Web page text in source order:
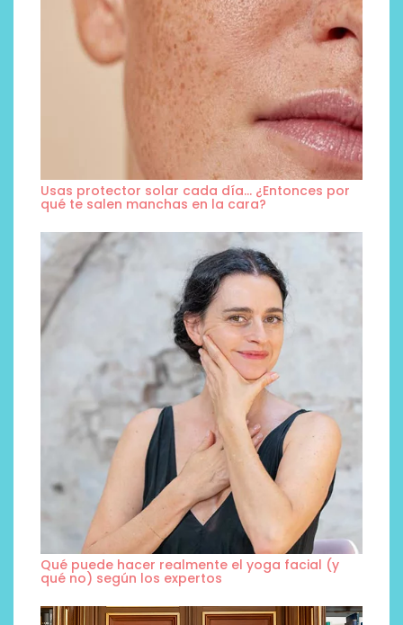
Usas protector solar cada día… ¿Entonces por
qué te salen manchas en la cara?
Qué puede hacer realmente el yoga facial (y
qué no) según los expertos